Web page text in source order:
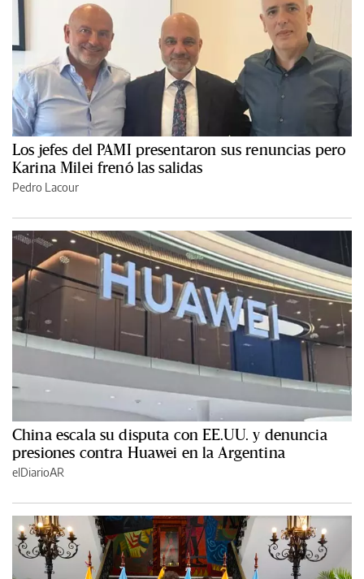
Los jefes del PAMI presentaron sus renuncias pero
Karina Milei frenó las salidas
Pedro Lacour
China escala su disputa con EE.UU. y denuncia
presiones contra Huawei en la Argentina
elDiarioAR